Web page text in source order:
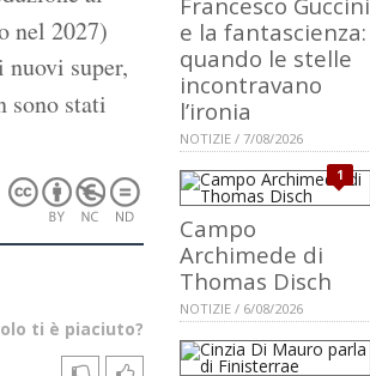
nel 2027)
super,
sono stati
ti è piaciuto?
e la fantascienza:
quando le stelle
incontravano
l’ironia
NOTIZIE / 7/08/2026
1
Campo
Archimede di
Thomas Disch
NOTIZIE / 6/08/2026